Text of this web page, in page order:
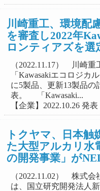
川崎重工、環境配
を審査し2022年
ロンティアズを選
（2022.11.17） 川崎重
「Kawasakiエコロジカ
に5製品、更新13製品の
表。 「Kawasaki...
【企業】2022.10.26 発表
トクヤマ、日本触
た大型アルカリ水
の開発事業」が
（2022.11.02） 株式
は、国立研究開発法人